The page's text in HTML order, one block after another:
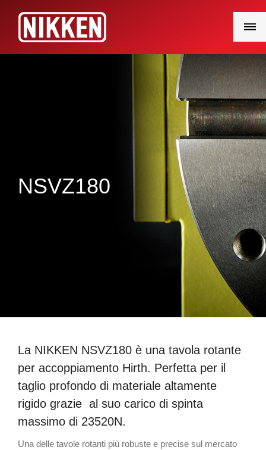
Menu
NSVZ180
La NIKKEN NSVZ180 è una tavola rotante
per accoppiamento Hirth. Perfetta per il
taglio profondo di materiale altamente
rigido grazie al suo carico di spinta
massimo di 23520N.
Una delle tavole rotanti più robuste e precise sul mercato